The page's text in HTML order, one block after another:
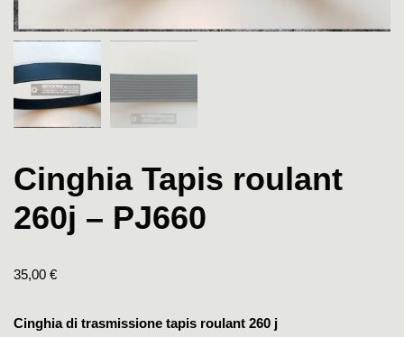
Cinghia Tapis roulant
260j – PJ660
35,00 €
Cinghia di trasmissione tapis roulant 260 j